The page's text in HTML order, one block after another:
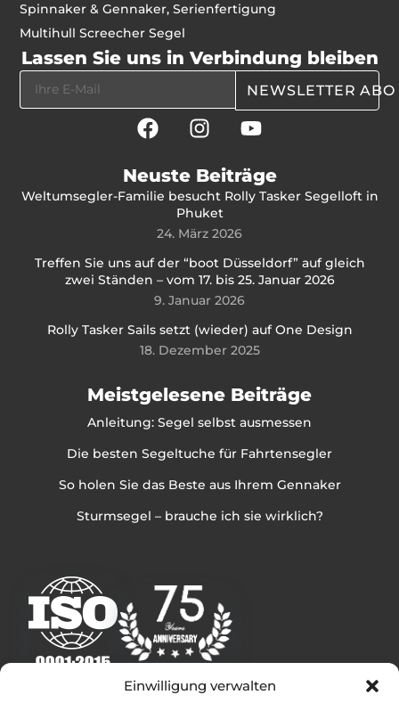
Einwilligung verwalten
Spinnaker & Gennaker, Serienfertigung
Multihull Screecher Segel
Lassen Sie uns in Verbindung bleiben
NEWSLETTER ABO
Neuste Beiträge
Weltumsegler-Familie besucht Rolly Tasker Segelloft in
Phuket
24. März 2026
Treffen Sie uns auf der “boot Düsseldorf” auf gleich
zwei Ständen – vom 17. bis 25. Januar 2026
9. Januar 2026
Rolly Tasker Sails setzt (wieder) auf One Design
18. Dezember 2025
Meistgelesene Beiträge
Anleitung: Segel selbst ausmessen
Die besten Segeltuche für Fahrtensegler
So holen Sie das Beste aus Ihrem Gennaker
Sturmsegel – brauche ich sie wirklich?